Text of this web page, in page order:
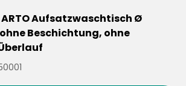
Aufsatzwaschtisch Ø
Beschichtung, ohne